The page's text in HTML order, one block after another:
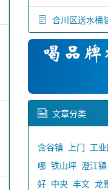
合川区送水桶
文章分类
含谷镇 上门 工
哪 铁山坪 澄江镇
好 中央 丰文 龙